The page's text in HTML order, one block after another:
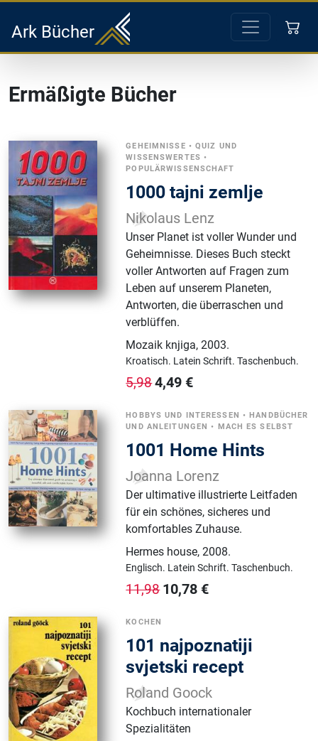
Ark Bücher
Ermäßigte Bücher
GEHEIMNISSE •QUIZ UND
WISSENSWERTES •
POPULÄRWISSENSCHAFT
1000 tajni zemlje
Nikolaus Lenz
Unser Planet ist voller Wunder und
Geheimnisse. Dieses Buch steckt
voller Antworten auf Fragen zum
Leben auf unserem Planeten,
Antworten, die überraschen und
verblüffen.
Mozaik knjiga,2003.
Kroatisch. Latein Schrift.Taschenbuch.
5,984,49 €
HOBBYS UND INTERESSEN •HANDBÜCHER
UND ANLEITUNGEN • MACH ES SELBST
1001 Home Hints
Joanna Lorenz
Der ultimative illustrierte Leitfaden
für ein schönes, sicheres und
komfortables Zuhause.
Hermes house,2008.
Englisch. Latein Schrift.Taschenbuch.
11,98 10,78 €
KOCHEN
101 najpoznatiji
svjetski recept
Roland Goock
Kochbuch internationaler
Spezialitäten